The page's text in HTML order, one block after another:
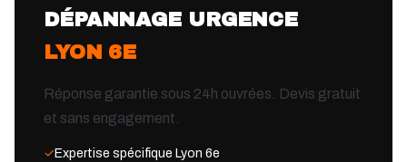
DÉPANNAGE URGENCE
LYON 6E
Réponse garantie sous 24h ouvrées. Devis gratuit
et sans engagement.
✓ Expertise spécifique Lyon 6e